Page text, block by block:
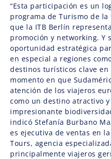
“Esta participación es un
programa de Turismo de
que la ITB Berlín
promoción y networking. Y
oportunidad estratégica
en especial a regiones
destinos turísticos clave
momento en que
atención de los viajeros
como un destino atractivo
impresionante
indicó Stefanía Burbano
es ejecutiva de ventas en
Tours, agencia
principalmente viajeros